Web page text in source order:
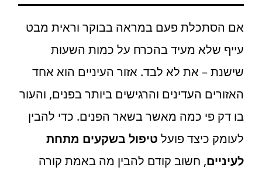
אם הסתכלת פעם במראה בבוקר וראית מבט
עייף שלא מעיד בהכרח על כמות השעות
שישנת – את לא לבד. אזור העיניים הוא אחד
האזורים העדינים והרגישים ביותר בפנים, והעור
בו דק פי כמה מאשר בשאר הפנים. כדי להבין
לעומק כיצד פועל טיפול בשקעים מתחת
לעיניים, חשוב קודם להבין מה באמת קורה